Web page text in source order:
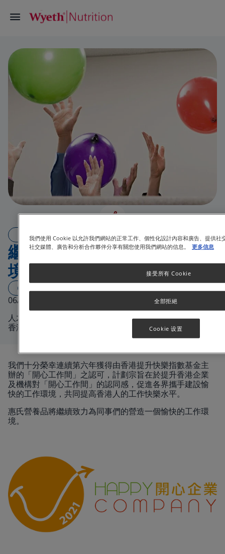
ARTICLE
繼續致力提供愉快的工作環
境
06/25/2021
人才無疑是每家公司最重要的資產之一，因此惠氏營養品
香港一直將同事們的快樂水平放在首位。
我們十分榮幸連續第六年獲得由香港提升快樂指數基金主
辦的「開心工作間」之認可，計劃宗旨在於提升香港企業
及機構對「開心工作間」的認同感，促進各界攜手建設愉
快的工作環境，共同提高香港人的工作快樂水平。
惠氏營養品將繼續致力為同事們的營造一個愉快的工作環
境。
我們使用 Cookie 以允許我們網站的正常工作、個性化設計內容和廣告、提供社
社交媒體、廣告和分析合作夥伴分享有關您使用我們網站的信息。
更多信息
全部拒絕
接受所有 Cookie
Cookie 设置